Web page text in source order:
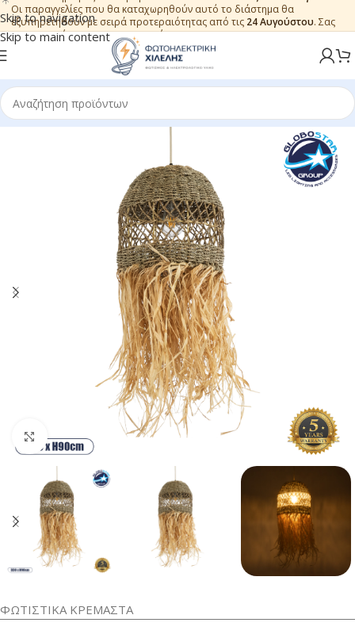
Skip to navigation
Skip to main content
Οι παραγγελίες που θα καταχωρηθούν αυτό το διάστημα θα
εξυπηρετηθούν με σειρά προτεραιότητας από τις 24 Αυγούστου. Σας
ευχαριστούμε για την εμπιστοσύνη.
Κλικ για μεγέθυνση
ΦΩΤΙΣΤΙΚΑ ΚΡΕΜΑΣΤΑ